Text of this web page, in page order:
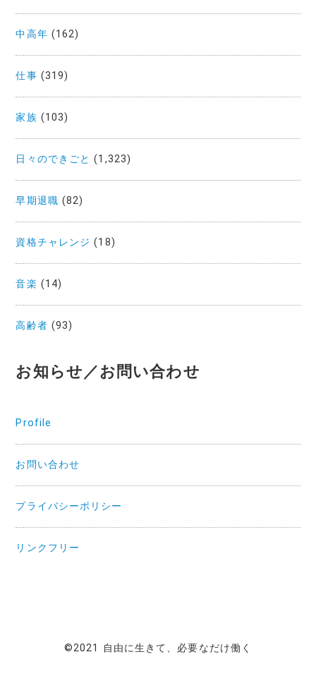
中高年 (162)
仕事 (319)
家族 (103)
日々のできごと (1,323)
早期退職 (82)
資格チャレンジ (18)
音楽 (14)
高齢者 (93)
お知らせ／お問い合わせ
Profile
お問い合わせ
プライバシーポリシー
リンクフリー
©2021 自由に生きて、必要なだけ働く